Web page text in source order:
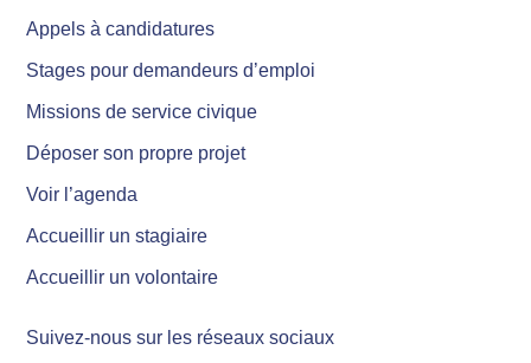
Appels à candidatures
Stages pour demandeurs d’emploi
Missions de service civique
Déposer son propre projet
Voir l’agenda
Accueillir un stagiaire
Accueillir un volontaire
Suivez-nous sur les réseaux sociaux